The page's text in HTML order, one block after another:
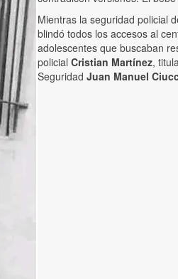
Mientras la seguridad policial
blindó todos los accesos al
adolescentes que buscaban
policial Cristian Martínez,
Seguridad Juan Manuel